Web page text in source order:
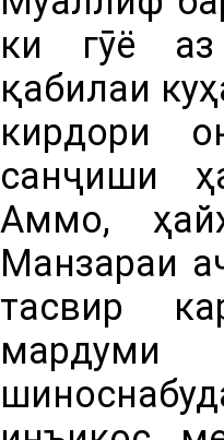
ки гӯё аз
қабилаи
кирдори
санҷиши
Аммо,
Манзараи
тасвир
мардуми